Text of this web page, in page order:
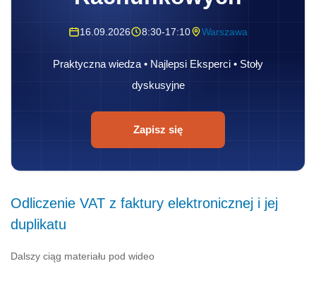
16.09.2026 8:30-17:10 Warszawa
Praktyczna wiedza • Najlepsi Eksperci • Stoły
dyskusyjne
Zapisz się
Odliczenie VAT z faktury elektronicznej i jej
duplikatu
Dalszy ciąg materiału pod wideo